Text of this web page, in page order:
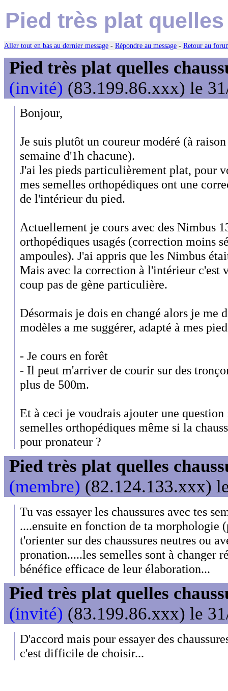
Pied très plat
Aller tout en bas au dernier message - Répondre au message - Retour au
Pied très plat quelles
(invité) (83.199.86.xxx) le
Bonjour,
Je suis plutôt un coureur modéré (à
semaine d'1h chacune).
J'ai les pieds particulièrement plat, pour
mes semelles orthopédiques ont une
de l'intérieur du pied.
Actuellement je cours avec des Nimbus
orthopédiques usagés (correction moins
ampoules). J'ai appris que les Nimbus
Mais avec la correction à l'intérieur c'est
coup pas de gène particulière.
Désormais je dois en changé alors je me
modèles a me suggérer, adapté à mes
- Je cours en forêt
- Il peut m'arriver de courir sur des
plus de 500m.
Et à ceci je voudrais ajouter une
semelles orthopédiques même si la
pour pronateur ?
Pied très plat quelles
(membre) (82.124.133.xxx)
Tu vas essayer les chaussures avec tes
....ensuite en fonction de ta morphologie
t'orienter sur des chaussures neutres ou
pronation.....les semelles sont à changer
bénéfice efficace de leur élaboration...
Pied très plat quelles
(invité) (83.199.86.xxx) le
D'accord mais pour essayer des
c'est difficile de choisir...